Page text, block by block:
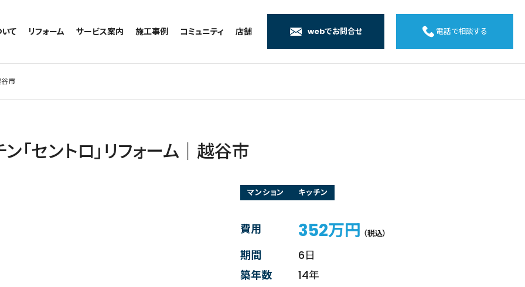
て リフォーム
お風呂のリフォーム
洗面台のリフォーム
水回りのリフォーム
サービス案内
相談室・よくある質問
施工事例
トイレの施工事例
キッチンの施工事例
コミュニティ
アルブル通信
ブログ
協力会社様専用
店舗
墨田店
日本橋店
webでお問合せ 電話で相談する
谷市
「セントロ」リフォーム│越谷市
マンション キッチン
費用 352万円 （税込）
期間
6日
築年数
14年